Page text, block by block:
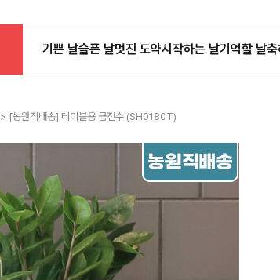
기쁜 날슬픈 날멋진 도약시작하는 날기억할 날
> [농원직배송] 테이블용 금전수 (SH0180T)